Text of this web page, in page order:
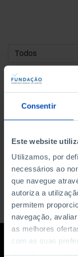
Consentir
Este website
Utilizamos, por
necessários ao
que navegue
autoriza a
permitem
navegação,
as melhores
com as suas
DATA DE INÍCIO
DATA DE FIM